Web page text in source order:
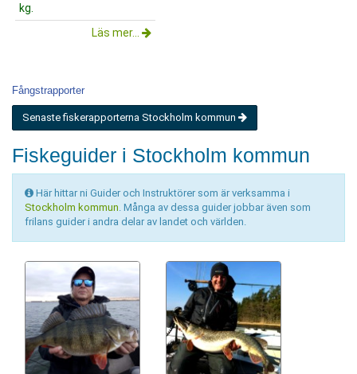
kg.
Läs mer...
Fångstrapporter
Senaste fiskerapporterna Stockholm kommun
Fiskeguider i Stockholm kommun
Här hittar ni Guider och Instruktörer som är verksamma i
Stockholm kommun . Många av dessa guider jobbar även som
frilans guider i andra delar av landet och världen.